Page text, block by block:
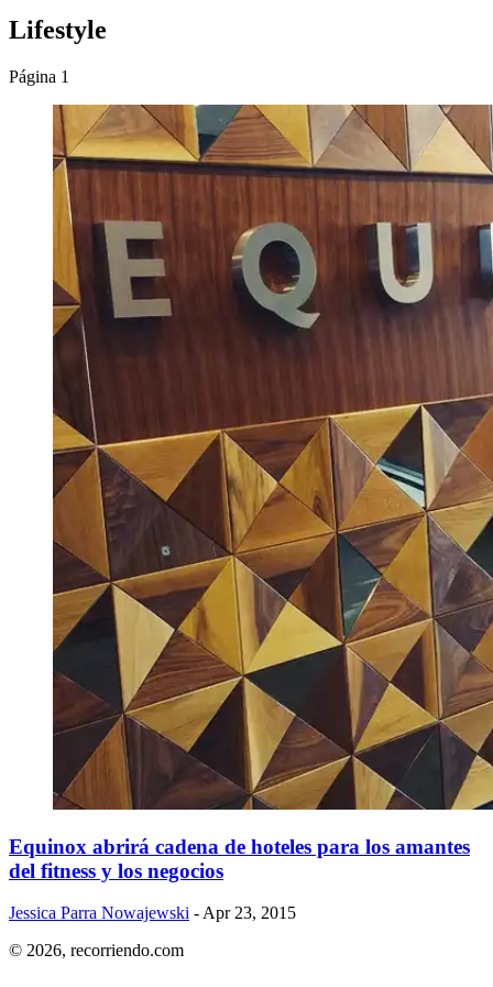
Lifestyle
Página 1
Equinox abrirá cadena de hoteles para los amantes
del fitness y los negocios
Jessica Parra Nowajewski - Apr 23, 2015
© 2026, recorriendo.com